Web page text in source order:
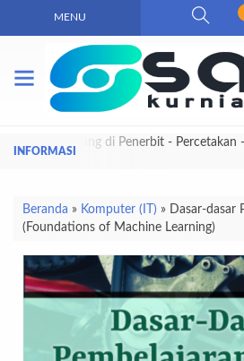
MENU
Selamat Datang di Penerbit - Percetakan
Beranda » Komputer (IT) » Dasar-dasar
(Foundations of Machine Learning)